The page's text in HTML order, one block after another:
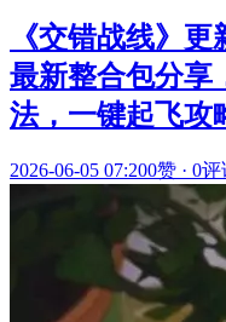
《交错战线》
最新整合包分享
法，一键起飞攻
2026-06-05 07:200赞 · 0评